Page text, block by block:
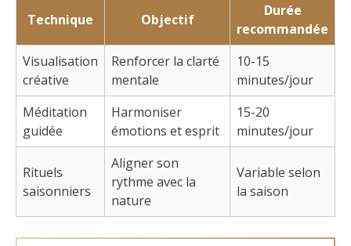
Technique Objectif
Durée
recommandée
Visualisation
créative
Renforcer la clarté
mentale
10-15
minutes/jour
Méditation
guidée
Harmoniser
émotions et esprit
15-20
minutes/jour
Rituels
saisonniers
Aligner son
rythme avec la
nature
Variable selon
la saison